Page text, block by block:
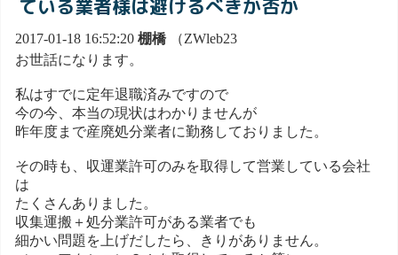
ている業者様は避けるべきか否か
2017-01-18 16:52:20 棚橋（ZWleb23
お世話になります。
私はすでに定年退職済みですので
今の今、本当の現状はわかりませんが
昨年度まで産廃処分業者に勤務しておりました。
その時も、収運業許可のみを取得して営業している会社
は
たくさんありました。
収集運搬＋処分業許可がある業者でも
細かい問題を上げだしたら、きりがありません。